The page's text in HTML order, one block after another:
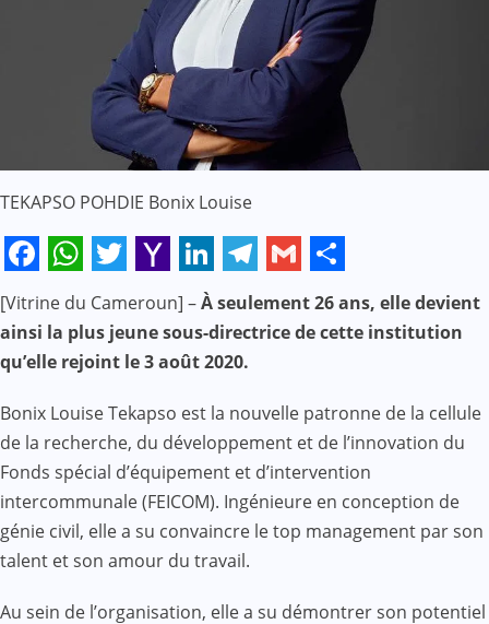
TEKAPSO POHDIE Bonix Louise
Facebook
WhatsApp
Twitter
Yahoo
Mail
LinkedIn
Telegram
GmailShare
[Vitrine du Cameroun] –À seulement 26 ans, elle devient
ainsi la plus jeune sous-directrice de cette institution
qu’elle rejoint le 3 août 2020.
Bonix Louise Tekapso est la nouvelle patronne de la cellule
de la recherche, du développement et de l’innovation du
Fonds spécial d’équipement et d’intervention
intercommunale (FEICOM). Ingénieure en conception de
génie civil, elle a su convaincre le top management par son
talent et son amour du travail.
Au sein de l’organisation, elle a su démontrer son potentiel